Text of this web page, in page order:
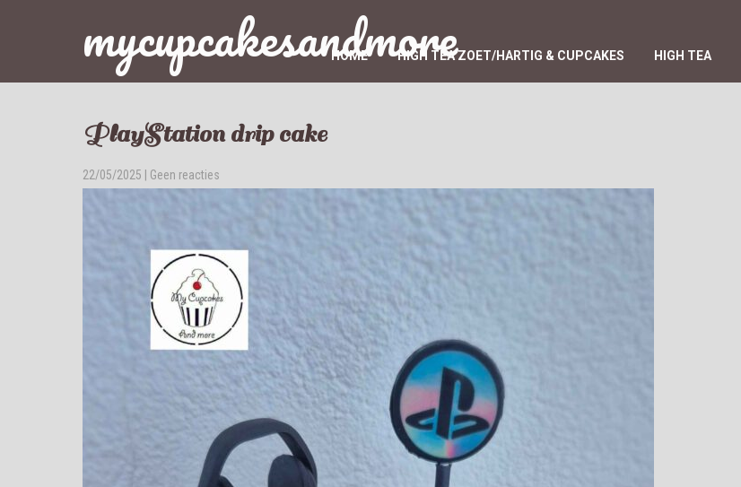
mycupcakesandmore
HOME HIGH TEA ZOET/HARTIG & CUPCAKES HIGH TEA
PlayStation drip cake
22/05/2025 Geen reacties